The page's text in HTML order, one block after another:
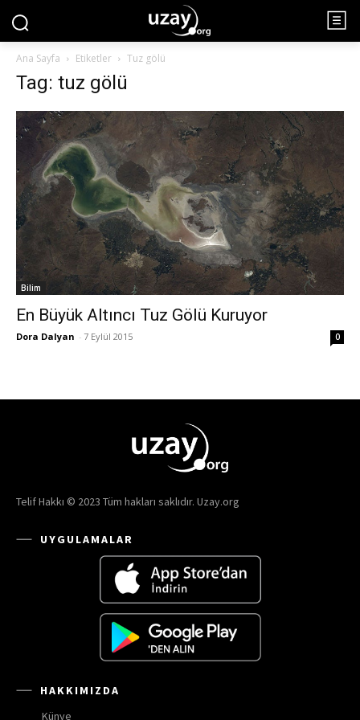
Ana Sayfa Etiketler Tuz gölü
Tag: tuz gölü
Bilim
En Büyük Altıncı Tuz Gölü Kuruyor
Dora Dalyan - 7 Eylül 2015 0
Telif Hakkı © 2023 Tüm hakları saklıdır. Uzay.org
UYGULAMALAR
HAKKIMIZDA
Künye